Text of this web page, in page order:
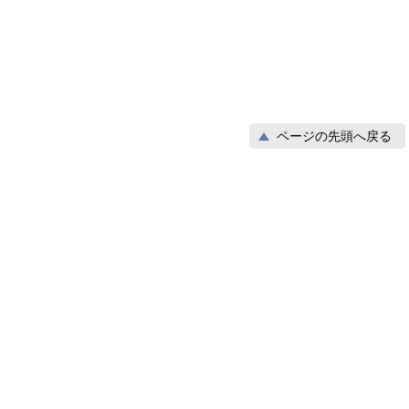
ページの先頭へ戻る